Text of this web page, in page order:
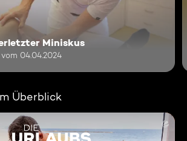
Miniskus
04.04.2024
Überblick